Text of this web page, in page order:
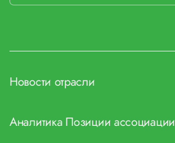
Новости отрасли
Аналитика Позиции ассоциации